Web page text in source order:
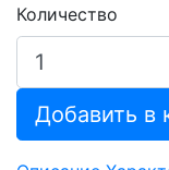
Количество
Добавить в